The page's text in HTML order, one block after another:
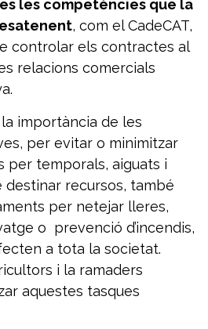
les competències que la
, com el CadeCAT,
controlar els contractes al
relacions comercials
importància de les
per evitar o minimitzar
per temporals, aiguats i
destinar recursos, també
per netejar lleres,
o prevenció d’incendis,
a tota la societat.
i la ramaders
aquestes tasques